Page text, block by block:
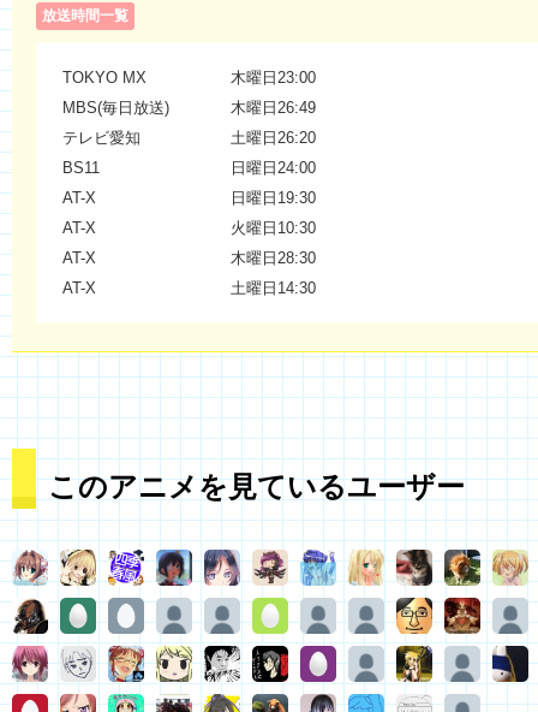
放送時間一覧
TOKYO MX
木曜日23:00
MBS(毎日放送)
木曜日26:49
テレビ愛知
土曜日26:20
BS11
日曜日24:00
AT-X
日曜日19:30
AT-X
火曜日10:30
AT-X
木曜日28:30
AT-X
土曜日14:30
このアニメを見ているユーザー